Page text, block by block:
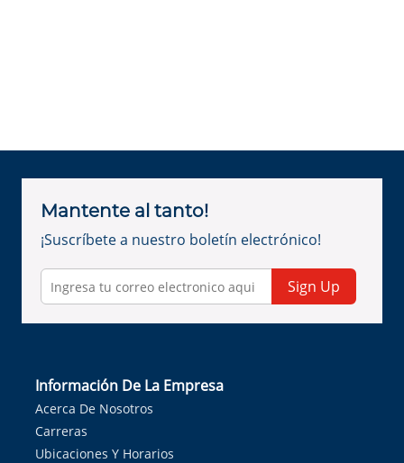
Mantente al tanto!
¡Suscríbete a nuestro boletín electrónico!
Sign Up
Información De La Empresa
Acerca De Nosotros
Carreras
Ubicaciones Y Horarios